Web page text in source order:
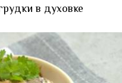
в духовке